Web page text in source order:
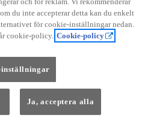
20 000 mil – i
Relax
du inte accepterar detta kan du enkelt
för cookie-inställningar nedan.
cookie-policy. Cookie-policy
inställningar
Ja, acceptera alla